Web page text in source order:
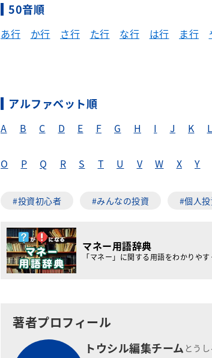
50音順
あ行 か行 さ行 た行 な行 は行 ま行
アルファベット順
A B C D E F G H I J K L
O P Q R S T U V W X Y
#投資初心者 #みんなの投資 #個人
マネー用語辞典
「マネー」に関する用語をわかりやす
著者プロフィール
トウシル編集チーム とう